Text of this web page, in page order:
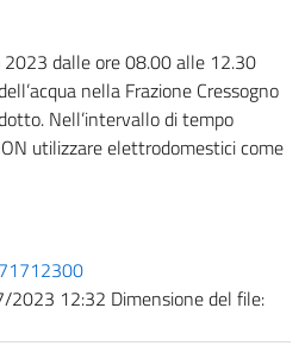
dalle ore 08.00 alle 12.30
nella Frazione Cressogno
Nell’intervallo di tempo
utilizzare elettrodomestici come
2023 12:32 Dimensione del file: